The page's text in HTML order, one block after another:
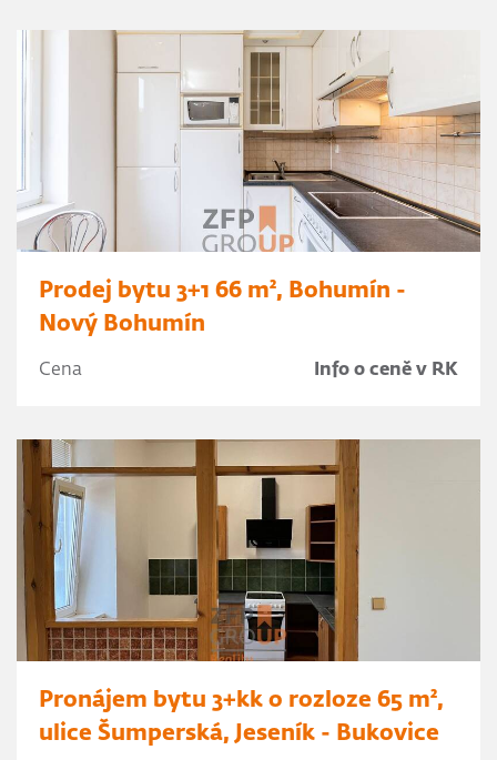
Prodej bytu 3+1 66 m², Bohumín -
Nový Bohumín
Cena Info o ceně v RK
Pronájem bytu 3+kk o rozloze 65 m²,
ulice Šumperská, Jeseník - Bukovice